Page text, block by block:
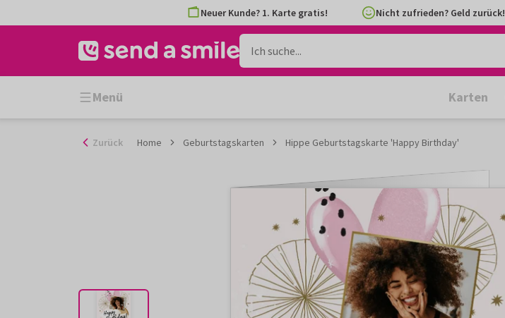
Inhalt
Neuer Kunde? 1. Karte gratis! Nicht zufrieden? Geld zurück!
Menü Karten
Zurück Home Geburtstagskarten Hippe Geburtstagskarte 'Happy Birthday'